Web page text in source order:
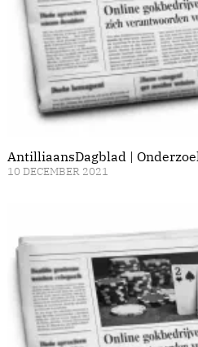
AntilliaansDagblad |
10 DECEMBER 2021